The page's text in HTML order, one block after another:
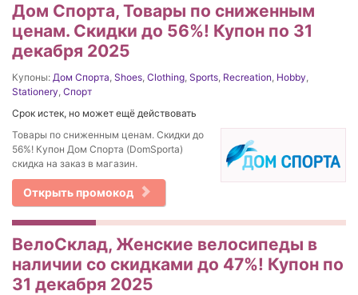
Дом Спорта, Товары по сниженным
ценам. Скидки до 56%! Купон по 31
декабря 2025
Купоны: Дом Спорта, Shoes, Clothing, Sports, Recreation, Hobby,
Stationery, Спорт
Срок истек, но может ещё действовать
Товары по сниженным ценам. Скидки до
56%! Купон Дом Спорта (DomSporta)
скидка на заказ в магазин.
Открыть промокод
ВелоСклад, Женские велосипеды в
наличии со скидками до 47%! Купон по
31 декабря 2025